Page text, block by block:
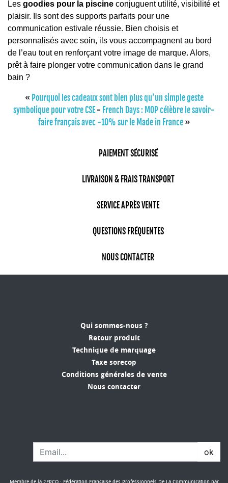
Les goodies pour la piscine conjuguent utilité, visibilité et
plaisir. Ils sont des supports parfaits pour une
communication estivale réussie. Bien choisis et
personnalisés avec soin, ils vous accompagnent au bord
de l’eau tout en renforçant votre image de marque. Alors,
prêt à faire plonger votre communication dans le grand
bain ?
« Pourquoi les cadeaux sont bien plus qu’un simple geste
symbolique pour votre CSE- French Days : MOP célèbre le savoir-
faire français avec -10% sur le Made in France»
PAIEMENT SÉCURISÉ
LIVRAISON & FRAIS TRANSPORT
SERVICE APRÈS VENTE
QUESTIONS FRÉQUENTES
NOUS CONTACTER
Qui sommes-nous ?
Retour produit
Technique de marquage
Taxe sorecop
Conditions générales de vente
Nous contacter
ok